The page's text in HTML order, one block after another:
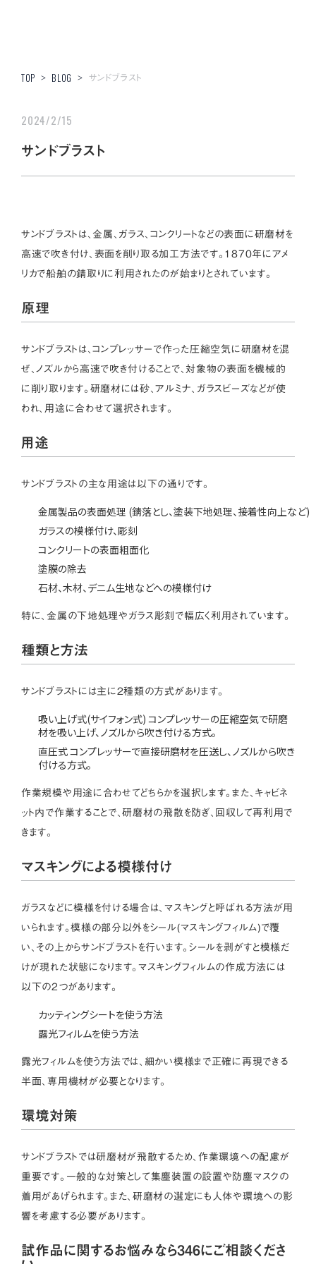
TOP > BLOG > サンドブラスト
2024/2/15
サンドブラスト
サンドブラストは、金属、ガラス、コンクリートなどの表面に研磨材を
高速で吹き付け、表面を削り取る加工方法です。1870年にアメ
リカで船舶の錆取りに利用されたのが始まりとされています。
原理
サンドブラストは、コンプレッサーで作った圧縮空気に研磨材を混
ぜ、ノズルから高速で吹き付けることで、対象物の表面を機械的
に削り取ります。研磨材には砂、アルミナ、ガラスビーズなどが使
われ、用途に合わせて選択されます。
用途
サンドブラストの主な用途は以下の通りです。
金属製品の表面処理 (錆落とし、塗装下地処理、接着性向上など)
ガラスの模様付け、彫刻
コンクリートの表面粗面化
塗膜の除去
石材、木材、デニム生地などへの模様付け
特に、金属の下地処理やガラス彫刻で幅広く利用されています。
種類と方法
サンドブラストには主に2種類の方式があります。
吸い上げ式(サイフォン式) コンプレッサーの圧縮空気で研磨
材を吸い上げ、ノズルから吹き付ける方式。
直圧式 コンプレッサーで直接研磨材を圧送し、ノズルから吹き
付ける方式。
作業規模や用途に合わせてどちらかを選択します。また、キャビネ
ット内で作業することで、研磨材の飛散を防ぎ、回収して再利用で
きます。
マスキングによる模様付け
ガラスなどに模様を付ける場合は、マスキングと呼ばれる方法が用
いられます。模様の部分以外をシール(マスキングフィルム)で覆
い、その上からサンドブラストを行います。シールを剥がすと模様だ
けが現れた状態になります。マスキングフィルムの作成方法には
以下の2つがあります。
カッティングシートを使う方法
露光フィルムを使う方法
露光フィルムを使う方法では、細かい模様まで正確に再現できる
半面、専用機材が必要となります。
環境対策
サンドブラストでは研磨材が飛散するため、作業環境への配慮が
重要です。一般的な対策として集塵装置の設置や防塵マスクの
着用があげられます。また、研磨材の選定にも人体や環境への影
響を考慮する必要があります。
試作品に関するお悩みなら346にご相談くださ